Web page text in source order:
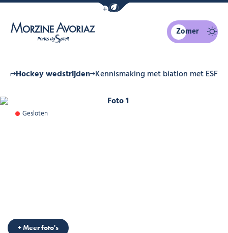
Navigatiebalk eco-modus
Zomer
Hockey wedstrijden Kennismaking met biatlon met ESF
Foto 1
+ Meer foto's
Gesloten